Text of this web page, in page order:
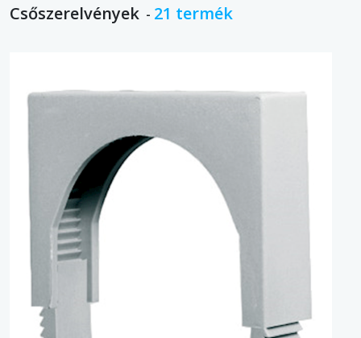
Csőszerelvények - 21 termék